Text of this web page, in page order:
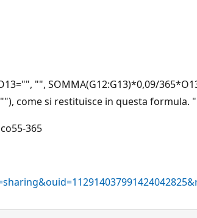
"", SOMMA(G12:G13)*0,09/
come si restituisce in questa formula. "
365